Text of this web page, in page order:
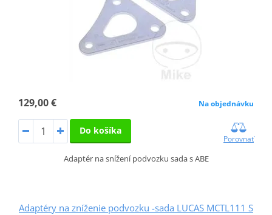
129,00 € Na objednávku
Do košíka
Porovnať
Adaptér na snížení podvozku sada s ABE
Adaptéry na zníženie podvozku -sada LUCAS MCTL111 S